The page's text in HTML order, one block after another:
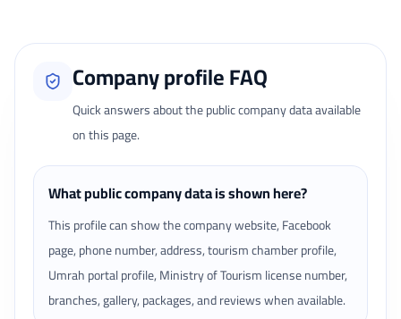
Company profile FAQ
Quick answers about the public company data available
on this page.
What public company data is shown here?
This profile can show the company website, Facebook
page, phone number, address, tourism chamber profile,
Umrah portal profile, Ministry of Tourism license number,
branches, gallery, packages, and reviews when available.